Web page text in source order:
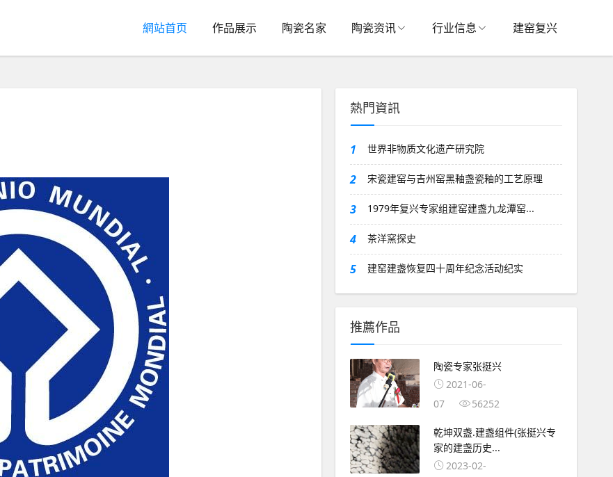
網站首页 作品展示 陶瓷名家 陶瓷资讯 行业信息 建窑复兴
熱門資訊
1 世界非物质文化遗产研究院
2 宋瓷建窑与吉州窑黑釉盏瓷釉的工艺原理
3 1979年复兴专家组建窑建盏九龙潭窑...
4 茶洋窯探史
5 建窑建盏恢复四十周年纪念活动纪实
推薦作品
陶瓷专家张挺兴
2021-06-
07
56252
乾坤双盏.建盏组件(张挺兴专
家的建盏历史...
2023-02-